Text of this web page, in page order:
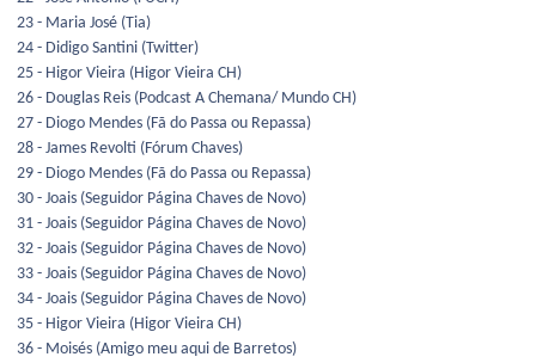
23 - Maria José (Tia)
24 - Didigo Santini (Twitter)
25 - Higor Vieira (Higor Vieira CH)
26 - Douglas Reis (Podcast A Chemana/ Mundo CH)
27 - Diogo Mendes (Fã do Passa ou Repassa)
28 - James Revolti (Fórum Chaves)
29 - Diogo Mendes (Fã do Passa ou Repassa)
30 - Joais (Seguidor Página Chaves de Novo)
31 - Joais (Seguidor Página Chaves de Novo)
32 - Joais (Seguidor Página Chaves de Novo)
33 - Joais (Seguidor Página Chaves de Novo)
34 - Joais (Seguidor Página Chaves de Novo)
35 - Higor Vieira (Higor Vieira CH)
36 - Moisés (Amigo meu aqui de Barretos)